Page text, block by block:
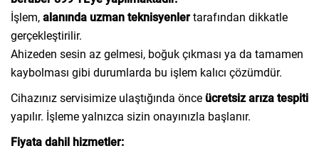
İşlem, alanında uzman teknisyenler tarafından dikkatle
gerçekleştirilir.
Ahizeden sesin az gelmesi, boğuk çıkması ya da tamamen
kaybolması gibi durumlarda bu işlem kalıcı çözümdür.
Cihazınız servisimize ulaştığında önce ücretsiz arıza tespiti
yapılır. İşleme yalnızca sizin onayınızla başlanır.
Fiyata dahil hizmetler: